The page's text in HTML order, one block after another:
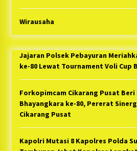
Wirausaha
Jajaran Polsek Pebayuran
ke-80 Lewat Tournament Voli Cup
Forkopimcam Cikarang Pusat Beri
Bhayangkara ke-80, Pererat
Cikarang Pusat
Kapolri Mutasi 8 Kapolres Polda